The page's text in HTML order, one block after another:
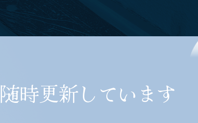
随時更新しています